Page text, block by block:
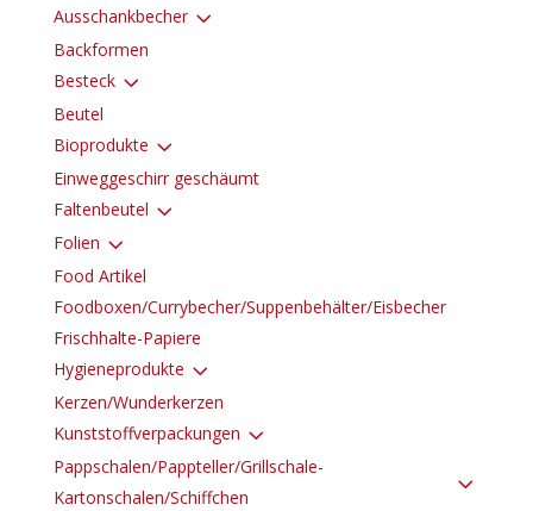
Ausschankbecher3
Backformen
Besteck3
Beutel
Bioprodukte 3
Einweggeschirr geschäumt
Faltenbeutel 3
Folien 3
Food Artikel
Foodboxen/Currybecher/Suppenbehälter/Eisbecher
Frischhalte-Papiere
Hygieneprodukte 3
Kerzen/Wunderkerzen
Kunststoffverpackungen 3
Pappschalen/Pappteller/Grillschale-
Kartonschalen/Schiffchen
3